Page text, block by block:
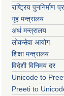
राष्ट्रिय पुननिर्माण
गृह मन्त्रालय
अर्थ मन्त्रालय
लोकसेवा आयोग
शिक्षा मन्त्रालय
विदेशी विनिमय दर
Unicode to
Preeti to